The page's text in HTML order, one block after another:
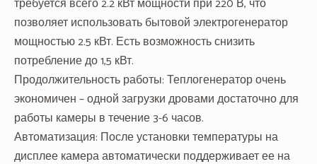
позволяет использовать бытовой электрогенератор
мощностью 2.5 кВт. Есть возможность снизить
потребление до 1,5 кВт.
Продолжительность работы: Теплогенератор очень
экономичен – одной загрузки дровами достаточно для
работы камеры в течение 3-6 часов.
Автоматизация: После установки температуры на
дисплее камера автоматически поддерживает ее на